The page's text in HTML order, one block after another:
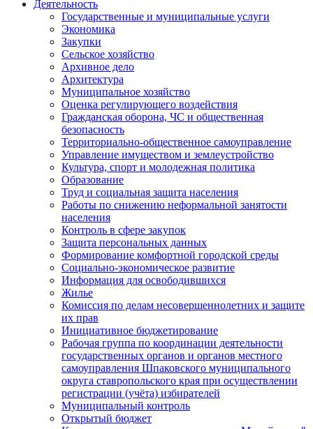
Деятельность
Государственные и муниципальные услуги
Экономика
Закупки
Сельское хозяйство
Архивное дело
Архитектура
Муниципальное хозяйство
Оценка регулирующего воздействия
Гражданская оборона, ЧС и общественная
безопасность
Территориально-общественное самоуправление
Управление имуществом и землеустройство
Культура, спорт и молодежная политика
Образование
Труд и социальная защита населения
Работы по снижению неформальной занятости
населения
Контроль в сфере закупок
Защита персональных данных
Формирование комфортной городской среды
Социально-экономическое развитие
Информация для освободившихся
Жилье
Комиссия по делам несовершеннолетних и защите
их прав
Инициативное бюджетирование
Рабочая группа по координации деятельности
государственных органов и органов местного
самоуправления Шпаковского муниципального
округа ставропольского края при осуществлении
регистрации (учёта) избирателей
Муниципальный контроль
Открытый бюджет